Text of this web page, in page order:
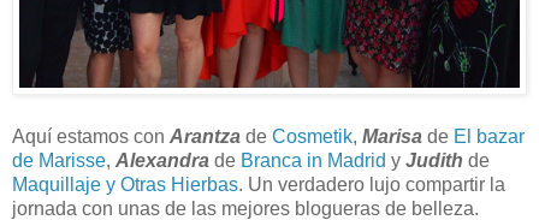
Aquí estamos con Arantza de Cosmetik, Marisa de El bazar
de Marisse, Alexandra de Branca in Madrid y Judith de
Maquillaje y Otras Hierbas. Un verdadero lujo compartir la
jornada con unas de las mejores blogueras de belleza.